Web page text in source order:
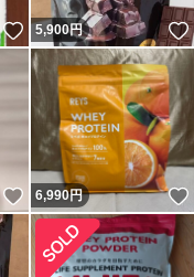
いいね！
5,900円
いいね！
6,990円